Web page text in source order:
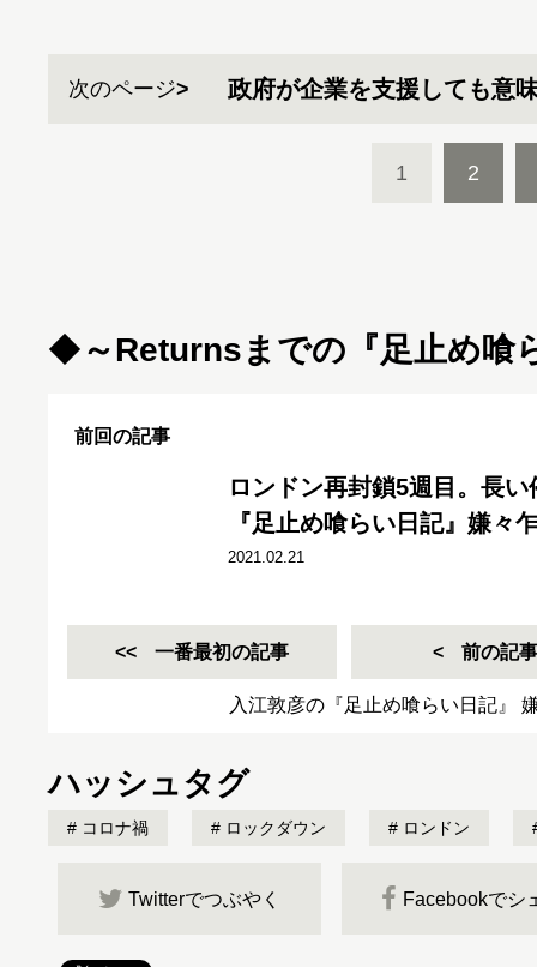
次のページ 政府が企業を支援しても意
1 2
◆～Returnsまでの『足止め喰
前回の記事
ロンドン再封鎖5週目。長
『足止め喰らい日記』嫌々
2021.02.21
一番最初の記事 前の記事
入江敦彦の『足止め喰らい日記』
ハッシュタグ
コロナ禍 ロックダウン ロンドン
Twitterでつぶやく Facebookでシ